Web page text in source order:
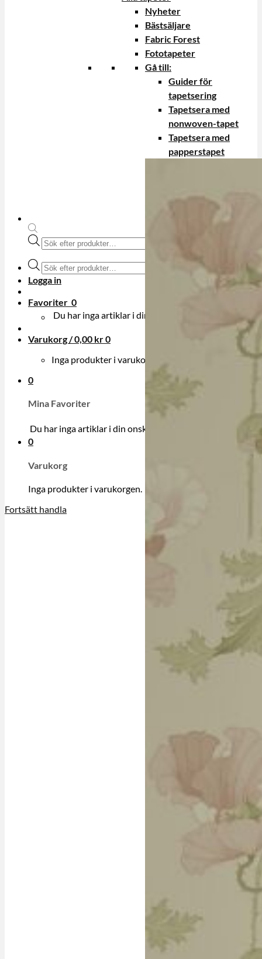
Produktsökning
Produktsökning
Logga in
Favoriter 0
Du har inga artiklar i din onskelista.
Varukorg /0,00 kr0
Inga produkter i varukorgen.
0
Mina Favoriter
Du har inga artiklar i din onskelista.
0
Varukorg
Inga produkter i varukorgen.
Fortsätt handla
Nyheter
Bästsäljare
Fabric Forest
Fototapeter
Gå till:
Guider för
tapetsering
Tapetsera med
nonwoven-tapet
Tapetsera med
papperstapet